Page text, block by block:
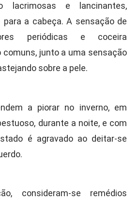
lacrimosas e lancinantes,
para a cabeça. A sensação de
periódicas e coceira
comuns, junto a uma sensação
sobre a pele.
a piorar no inverno, em
durante a noite, e com
é agravado ao deitar-se
consideram-se remédios